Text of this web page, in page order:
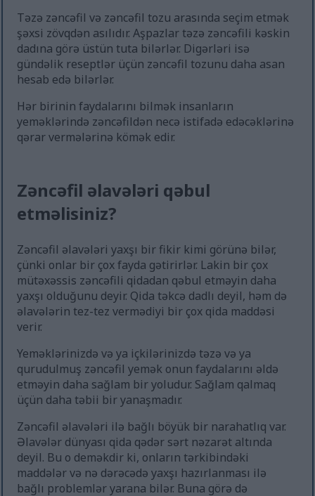
Təzə zəncəfil və zəncəfil tozu arasında seçim etmək
şəxsi zövqdən asılıdır. Aşpazlar təzə zəncəfili kəskin
dadına görə üstün tuta bilərlər. Digərləri isə
gündəlik reseptlər üçün zəncəfil tozunu daha asan
hesab edə bilərlər.
Hər birinin faydalarını bilmək insanların
yeməklərində zəncəfildən necə istifadə edəcəklərinə
qərar vermələrinə kömək edir.
Zəncəfil əlavələri qəbul
etməlisiniz?
Zəncəfil əlavələri yaxşı bir fikir kimi görünə bilər,
çünki onlar bir çox fayda gətirirlər. Lakin bir çox
mütəxəssis zəncəfili qidadan qəbul etməyin daha
yaxşı olduğunu deyir. Qida təkcə dadlı deyil, həm də
əlavələrin tez-tez vermədiyi bir çox qida maddəsi
verir.
Yeməklərinizdə və ya içkilərinizdə təzə və ya
qurudulmuş zəncəfil yemək onun faydalarını əldə
etməyin daha sağlam bir yoludur. Sağlam qalmaq
üçün daha təbii bir yanaşmadır.
Zəncəfil əlavələri ilə bağlı böyük bir narahatlıq var.
Əlavələr dünyası qida qədər sərt nəzarət altında
deyil. Bu o deməkdir ki, onların tərkibindəki
maddələr və nə dərəcədə yaxşı hazırlanması ilə
bağlı problemlər yarana bilər. Buna görə də